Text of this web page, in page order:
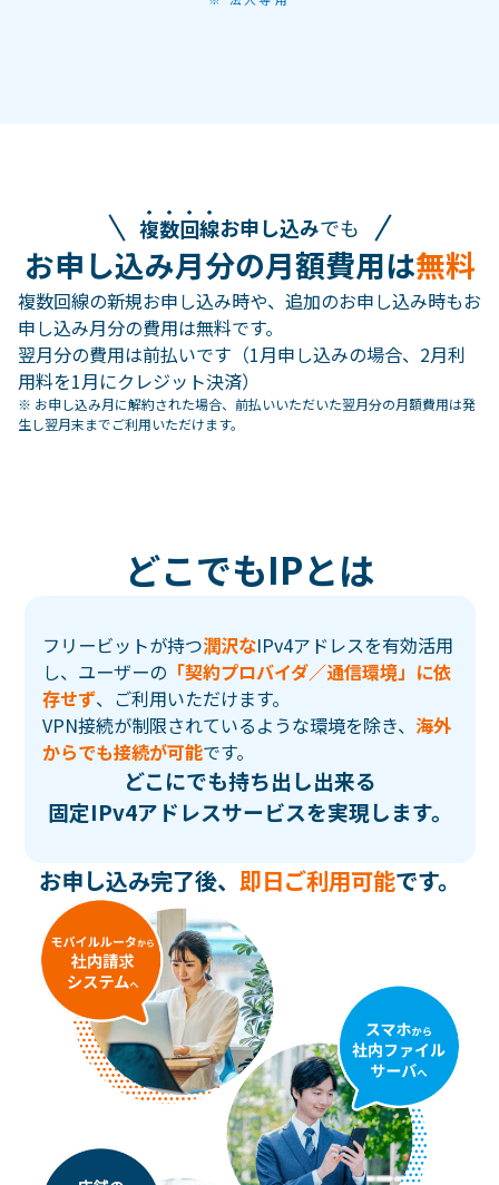
複数回線お申し込みでも
お申し込み月分の月額費用は無料
複数回線の新規お申し込み時や、追加のお申し込み時もお
申し込み月分の費用は無料です。
翌月分の費用は前払いです（1月申し込みの場合、2月利
用料を1月にクレジット決済）
※ お申し込み月に解約された場合、前払いいただいた翌月分の月額費用は発
生し翌月末までご利用いただけます。
どこでもIPとは
フリービットが持つ潤沢なIPv4アドレスを有効活用
し、 ユーザーの 「契約プロバイダ／通信環境」に依
存せず、ご利用いただけます。
VPN接続が制限されているような環境を除き、 海外
からでも接続が可能です。
どこにでも持ち出し出来る
固定IPv4アドレスサービスを実現します。
お申し込み完了後、 即日ご利用可能です。